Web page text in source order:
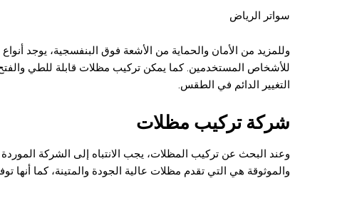
سواتر الرياض
وللمزيد من الأمان والحماية من الأشعة فوق البنفسجية، يوجد
للأشخاص المستخدمين. كما يمكن تركيب مظلات قابلة للطي
التغيير الدائم في الطقس.
شركة تركيب مظلات
وعند البحث عن تركيب المظلات، يجب الانتباه إلى الشركة
والموثوقة هي التي تقدم مظلات عالية الجودة والمتينة، كما